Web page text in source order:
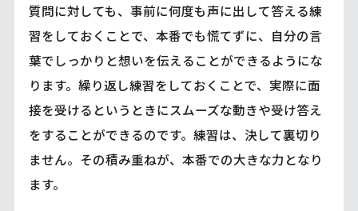
質問に対しても、事前に何度も声に出して答える練
習をしておくことで、本番でも慌てずに、自分の言
葉でしっかりと想いを伝えることができるようにな
ります。繰り返し練習をしておくことで、実際に面
接を受けるというときにスムーズな動きや受け答え
をすることができるのです。練習は、決して裏切り
ません。その積み重ねが、本番での大きな力となり
ます。